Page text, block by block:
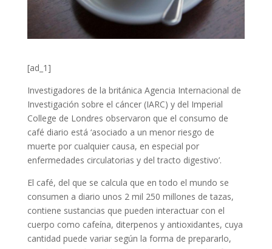
[ad_1]
Investigadores de la británica Agencia Internacional de
Investigación sobre el cáncer (IARC) y del Imperial
College de Londres observaron que el consumo de
café diario está ‘asociado a un menor riesgo de
muerte por cualquier causa, en especial por
enfermedades circulatorias y del tracto digestivo’.
El café, del que se calcula que en todo el mundo se
consumen a diario unos 2 mil 250 millones de tazas,
contiene sustancias que pueden interactuar con el
cuerpo como cafeína, diterpenos y antioxidantes, cuya
cantidad puede variar según la forma de prepararlo,